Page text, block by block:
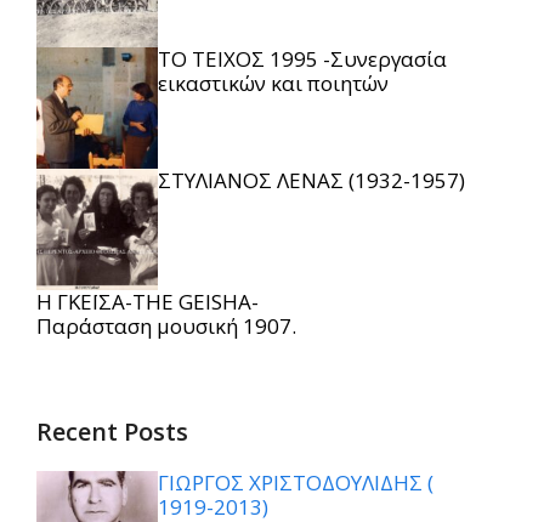
ΤΟ ΤΕΙΧΟΣ 1995 -Συνεργασία
εικαστικών και ποιητών
ΣΤΥΛΙΑΝΟΣ ΛΕΝΑΣ (1932-1957)
Η ΓΚΕΪΣΑ-THE GEISHA-
Παράσταση μουσική 1907.
Recent Posts
ΓΙΩΡΓΟΣ ΧΡΙΣΤΟΔΟΥΛΙΔΗΣ (
1919-2013)